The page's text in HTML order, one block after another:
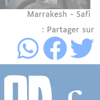
Région
Marrakesh - Safi
Partager sur :